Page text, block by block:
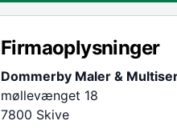
Firmaoplysninger
Dommerby Maler &
møllevænget 18
7800 Skive